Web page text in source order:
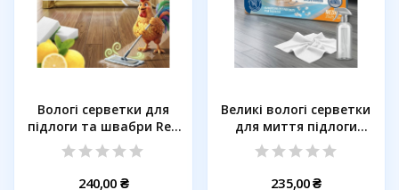
Вологі серветки для
підлоги та швабри Red
Dawn...
240,00 ₴
Великі вологі серветки
для миття підлоги
IRGE...
235,00 ₴